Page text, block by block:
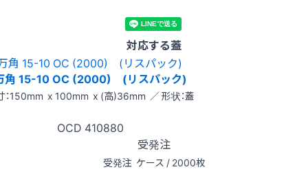
対応する蓋
角 15-10 OC (2000) (リスパック)
：150mm x 100mm x (高)36mm ／ 形状：蓋
OCD 410880
受発注
受発注 ケース / 2000枚